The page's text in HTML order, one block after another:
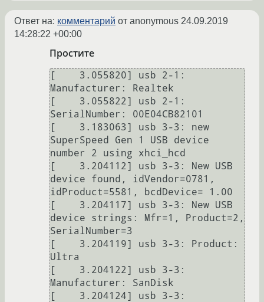
Ответ на: комментарий от anonymous 24.09.2019
14:28:22 +00:00
Простите
[    3.055820] usb 2-1:
Manufacturer: Realtek
[    3.055822] usb 2-1:
SerialNumber: 00E04CB82101
[    3.183063] usb 3-3: new
SuperSpeed Gen 1 USB device
number 2 using xhci_hcd
[    3.204112] usb 3-3: New USB
device found, idVendor=0781,
idProduct=5581, bcdDevice= 1.00
[    3.204117] usb 3-3: New USB
device strings: Mfr=1, Product=2,
SerialNumber=3
[    3.204119] usb 3-3: Product:
Ultra
[    3.204122] usb 3-3:
Manufacturer: SanDisk
[    3.204124] usb 3-3: